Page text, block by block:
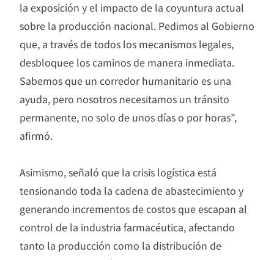
la exposición y el impacto de la coyuntura actual
sobre la producción nacional. Pedimos al Gobierno
que, a través de todos los mecanismos legales,
desbloquee los caminos de manera inmediata.
Sabemos que un corredor humanitario es una
ayuda, pero nosotros necesitamos un tránsito
permanente, no solo de unos días o por horas”,
afirmó.
Asimismo, señaló que la crisis logística está
tensionando toda la cadena de abastecimiento y
generando incrementos de costos que escapan al
control de la industria farmacéutica, afectando
tanto la producción como la distribución de